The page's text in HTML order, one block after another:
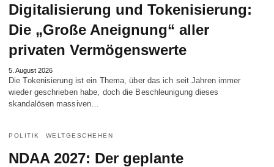
Digitalisierung und Tokenisierung:
Die „Große Aneignung“ aller
privaten Vermögenswerte
5. August 2026
Die Tokenisierung ist ein Thema, über das ich seit Jahren immer
wieder geschrieben habe, doch die Beschleunigung dieses
skandalösen massiven…
POLITIK WELTGESCHEHEN
NDAA 2027: Der geplante